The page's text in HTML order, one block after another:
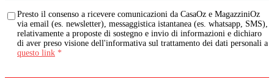
Presto il consenso a ricevere comunicazioni da CasaOz e MagazziniOz
via email (es. newsletter), messaggistica istantanea (es. whatsapp, SMS),
relativamente a proposte di sostegno e invio di informazioni e dichiaro
di aver preso visione dell'informativa sul trattamento dei dati personali a
questo link *